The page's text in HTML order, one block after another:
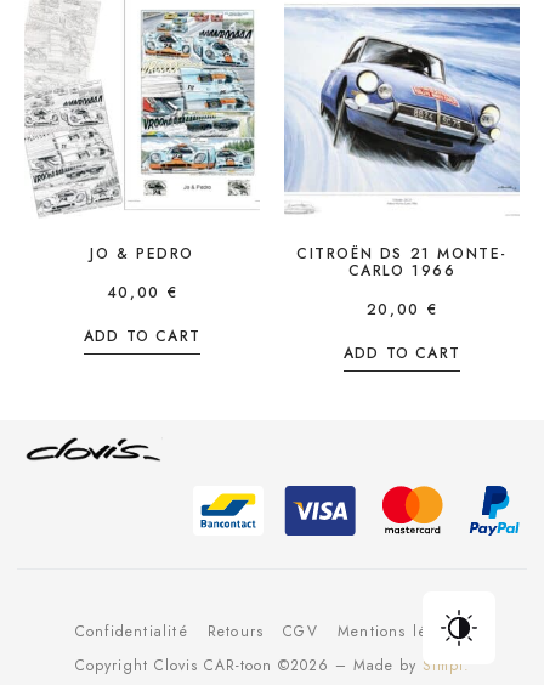
JO & PEDRO
40,00 €
ADD TO CART
CITROËN DS 21 MONTE-
CARLO 1966
20,00 €
ADD TO CART
Confidentialité Retours CGV
Mentions légales
Copyright Clovis CAR-toon ©2026 – Made by Simpl.